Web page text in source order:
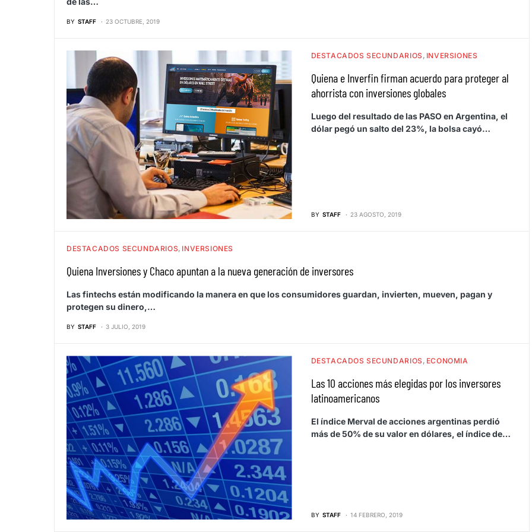
BY STAFF 23 OCTUBRE, 2019
DESTACADOS SECUNDARIOS INVERSIONES
Quiena e Inverfin firman acuerdo para proteger al
ahorrista con inversiones globales
Luego del resultado de las PASO en Argentina, el
dólar pegó un salto del 23%, la bolsa cayó…
BY STAFF 23 AGOSTO, 2019
DESTACADOS SECUNDARIOS INVERSIONES
Quiena Inversiones y Chaco apuntan a la nueva generación de inversores
Las fintechs están modificando la manera en que los consumidores guardan, invierten, mueven, pagan y
protegen su dinero,…
BY STAFF 3 JULIO, 2019
DESTACADOS SECUNDARIOS ECONOMIA
Las 10 acciones más elegidas por los inversores
latinoamericanos
El índice Merval de acciones argentinas perdió
más de 50% de su valor en dólares, el índice de…
BY STAFF 14 FEBRERO, 2019